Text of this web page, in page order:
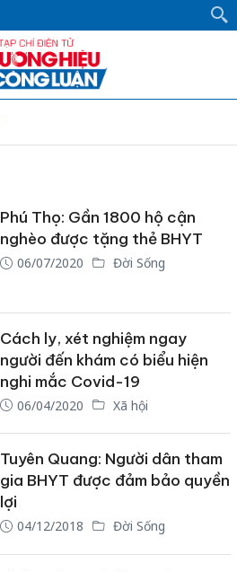
Phú Thọ: Gần 1800 hộ cận
nghèo được tặng thẻ BHYT
06/07/2020 Đời Sống
Cách ly, xét nghiệm ngay
người đến khám có biểu hiện
nghi mắc Covid-19
06/04/2020 Xã hội
Tuyên Quang: Người dân tham
gia BHYT được đảm bảo quyền
lợi
04/12/2018 Đời Sống